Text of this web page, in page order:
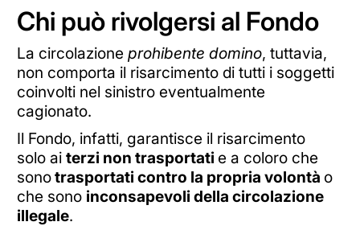
Chi può rivolgersi al Fondo
La circolazione prohibente domino, tuttavia,
non comporta il risarcimento di tutti i soggetti
coinvolti nel sinistro eventualmente
cagionato.
Il Fondo, infatti, garantisce il risarcimento
solo ai terzi non trasportati e a coloro che
sonotrasportati contro la propria volontà o
che sono inconsapevoli della circolazione
illegale.